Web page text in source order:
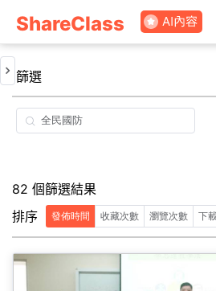
ShareClass
篩選
82 個篩選結果
排序
發佈時間 收藏次數 瀏覽次數 下